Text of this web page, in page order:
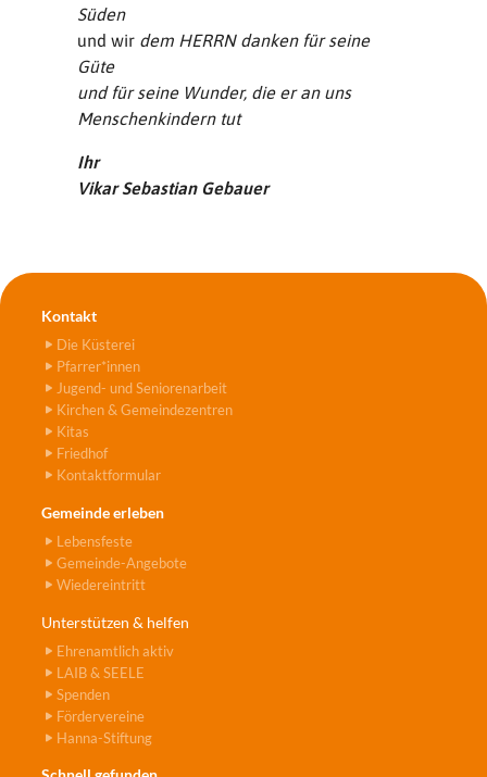
Süden
und wir dem HERRN danken für seine
Güte
und für seine Wunder, die er an uns
Menschenkindern tut
Ihr
Vikar Sebastian Gebauer
Kontakt
Die Küsterei
Pfarrer*innen
Jugend- und Seniorenarbeit
Kirchen & Gemeindezentren
Kitas
Friedhof
Kontaktformular
Gemeinde erleben
Lebensfeste
Gemeinde-Angebote
Wiedereintritt
Unterstützen & helfen
Ehrenamtlich aktiv
LAIB & SEELE
Spenden
Fördervereine
Hanna-Stiftung